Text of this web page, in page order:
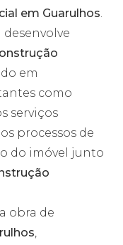
em Guarulhos.
desenvolve
em
como
serviços
processos de
do imóvel junto
obra de
,